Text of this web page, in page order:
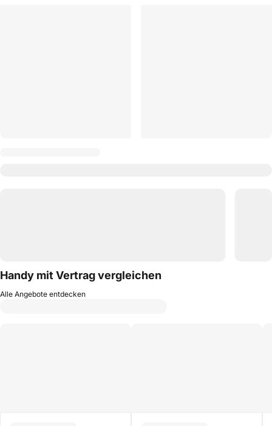
Handy mit Vertrag vergleichen
Alle Angebote entdecken